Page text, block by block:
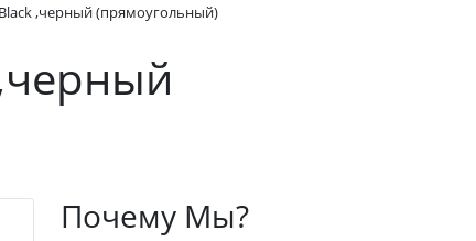
,черный (прямоугольный)
Почему Мы?